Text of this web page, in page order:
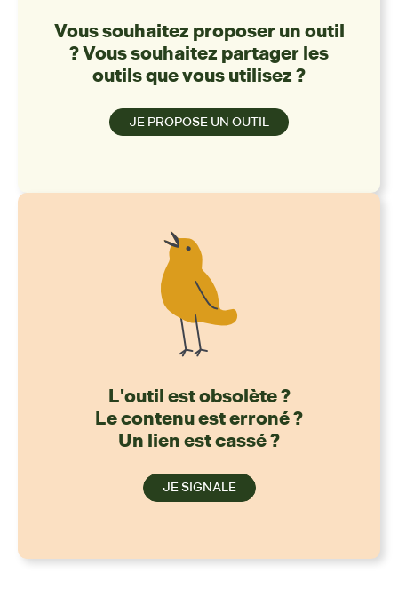
Vous souhaitez proposer un outil
? Vous souhaitez partager les
outils que vous utilisez ?
JE PROPOSE UN OUTIL
L'outil est obsolète ?
Le contenu est erroné ?
Un lien est cassé ?
JE SIGNALE